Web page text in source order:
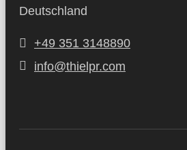
Deutschland
+49 351 3148890
info@thielpr.com